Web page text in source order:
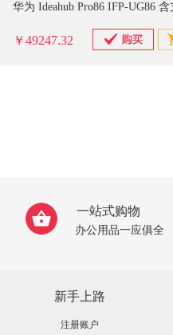
￥49247.32
一站式购物
办公用品一应俱全
新手上路
注册账户